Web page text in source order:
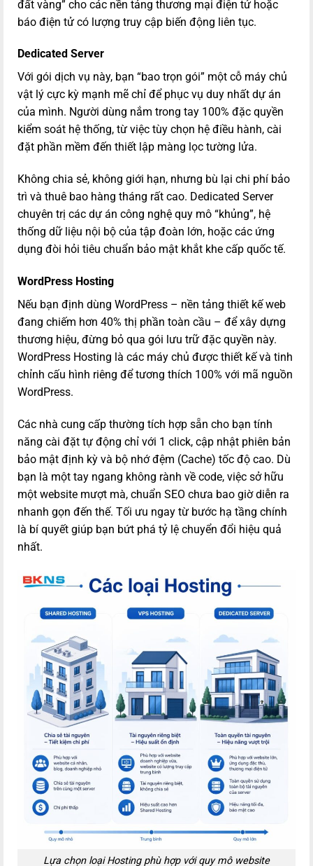
đất vàng” cho các nền tảng thương mại điện tử hoặc
báo điện tử có lượng truy cập biến động liên tục.
Dedicated Server
Với gói dịch vụ này, bạn “bao trọn gói” một cỗ máy chủ
vật lý cực kỳ mạnh mẽ chỉ để phục vụ duy nhất dự án
của mình. Người dùng nắm trong tay 100% đặc quyền
kiểm soát hệ thống, từ việc tùy chọn hệ điều hành, cài
đặt phần mềm đến thiết lập màng lọc tường lửa.
Không chia sẻ, không giới hạn, nhưng bù lại chi phí bảo
trì và thuê bao hàng tháng rất cao. Dedicated Server
chuyên trị các dự án công nghệ quy mô “khủng”, hệ
thống dữ liệu nội bộ của tập đoàn lớn, hoặc các ứng
dụng đòi hỏi tiêu chuẩn bảo mật khắt khe cấp quốc tế.
WordPress Hosting
Nếu bạn định dùng WordPress – nền tảng thiết kế web
đang chiếm hơn 40% thị phần toàn cầu – để xây dựng
thương hiệu, đừng bỏ qua gói lưu trữ đặc quyền này.
WordPress Hosting là các máy chủ được thiết kế và tinh
chỉnh cấu hình riêng để tương thích 100% với mã nguồn
WordPress.
Các nhà cung cấp thường tích hợp sẵn cho bạn tính
năng cài đặt tự động chỉ với 1 click, cập nhật phiên bản
bảo mật định kỳ và bộ nhớ đệm (Cache) tốc độ cao. Dù
bạn là một tay ngang không rành về code, việc sở hữu
một website mượt mà, chuẩn SEO chưa bao giờ diễn ra
nhanh gọn đến thế. Tối ưu ngay từ bước hạ tầng chính
là bí quyết giúp bạn bứt phá tỷ lệ chuyển đổi hiệu quả
nhất.
Lựa chọn loại Hosting phù hợp với quy mô website